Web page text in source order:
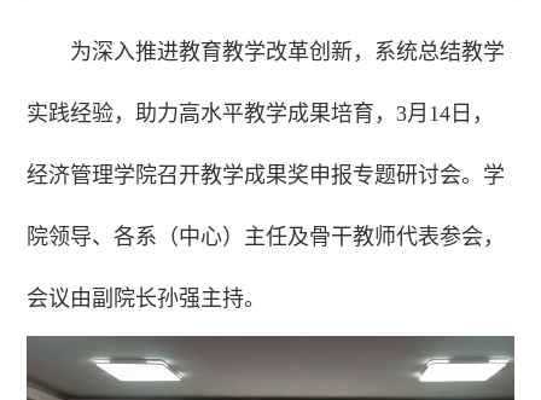
为深入推进教育教学改革创新，系统总结教学
实践经验，助力高水平教学成果培育，3月14日，
经济管理学院召开教学成果奖申报专题研讨会。学
院领导、各系（中心）主任及骨干教师代表参会，
会议由副院长孙强主持。